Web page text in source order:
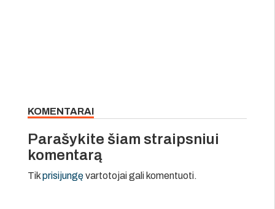
KOMENTARAI
Parašykite šiam straipsniui
komentarą
Tikprisijungęvartotojai gali komentuoti.